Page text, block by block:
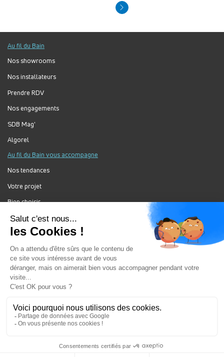
Au fil du Bain
Nos showrooms
Nos installateurs
Prendre RDV
Nos engagements
SDB Mag'
Algorel
Au fil du Bain vous accompagne
Nos tendances
Votre projet
Bien choisir
Forum Au Fil du Bain
Nos produits
Gestion des cookies
Mentions légales